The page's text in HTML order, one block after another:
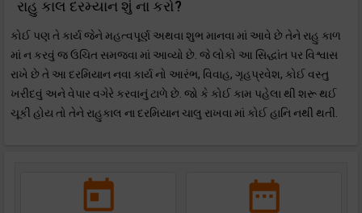
રાહુ કાલ દરમ્યાન શું ના કરો?
કોઈ પણ તે કાર્ય જેને મહત્વપૂર્ણ અથવા શુભ માનવા માં આવે છે તેને રાહુ કાળ
માં ન કરવું જ ઉચિત સમજવા માં આવ્યો છે. જે લોકો આ સિદ્ધાંત પર વિશ્વાસ
રાખે છે તે આ દરમિયાન નવા કાર્ય નો આરંભ, વિવાહ, ગૃહપ્રવેશ, કોઈ વસ્તુ
ખરીદવું અને વેપાર વગેરે કરવાનું ટાળે છે. જો કે કોઈ કામ પહેલા થી શરૂ થઈ
ચૂકી હોય તો તેને રાહુકાલ ના દરમિયાન ચાલુ રાખવા માં કોઈ હાનિ નથી થતી.